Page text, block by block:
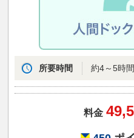
所要時間 約4～5時間
料金